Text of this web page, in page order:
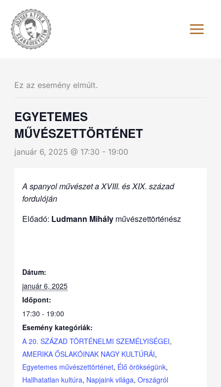
content
Ez az esemény elmúlt.
EGYETEMES
MŰVÉSZETTÖRTÉNET
január 6, 2025 @ 17:30 - 19:00
A spanyol művészet a XVIII. és XIX. század
fordulóján
Előadó: Ludmann Mihályművészettörténész
Dátum:
január 6, 2025
Időpont:
17:30 - 19:00
Esemény kategóriák:
A 20. SZÁZAD TÖRTÉNELMI SZEMÉLYISÉGEI,
AMERIKA ŐSLAKÓINAK NAGY KULTÚRÁI,
Egyetemes művészettörténet, Élő örökségünk,
Hallhatatlan kultúra, Napjaink világa, Országról